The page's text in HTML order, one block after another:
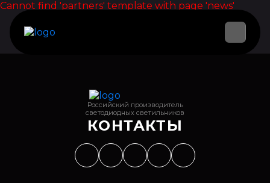
Cannot find 'partners' template with page 'news'
Российский производитель
светодиодных светильников
КОНТАКТЫ